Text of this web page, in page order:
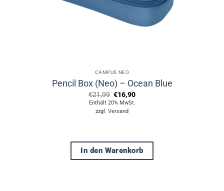
CAMPUS NEO
Pencil Box (Neo) – Ocean Blue
€21,99 Ursprünglicher
Preis
war:
€21,99
€16,90Aktueller
Enthält 20% MwSt.
zzgl. Versand
In den Warenkorb